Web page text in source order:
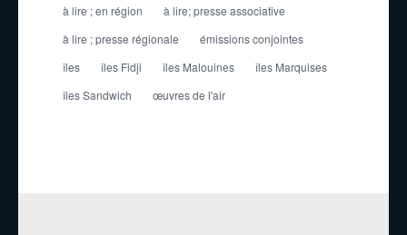
à lire ; en région
à lire; presse associative
à lire ; presse régionale
émissions conjointes
îles
îles Fidji îles Malouines
îles Marquises
îles Sandwich
œuvres de l'air